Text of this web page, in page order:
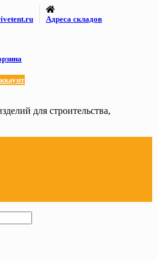
Адреса складов
для строительства,